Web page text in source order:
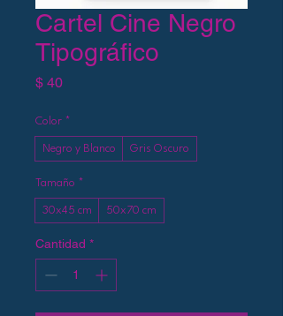
Cartel Cine Negro
Tipográfico
$ 40Precio
Color *
Negro y Blanco Gris Oscuro
Tamaño *
30x45 cm 50x70 cm
Cantidad *